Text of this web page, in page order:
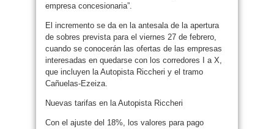
empresa concesionaria”.
El incremento se da en la antesala de la apertura
de sobres prevista para el viernes 27 de febrero,
cuando se conocerán las ofertas de las empresas
interesadas en quedarse con los corredores I a X,
que incluyen la Autopista Riccheri y el tramo
Cañuelas-Ezeiza.
Nuevas tarifas en la Autopista Riccheri
Con el ajuste del 18%, los valores para pago